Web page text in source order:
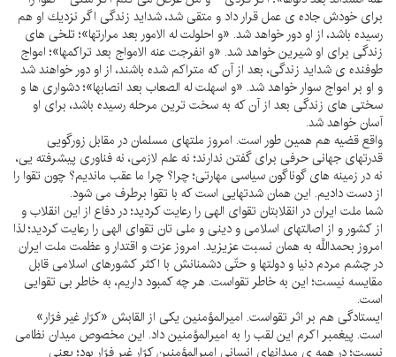
براى خودش جاده ى عمل قرار داد و متقى شد، شدايد زندگى اگر نزديك او هم
رسيده باشد، از او دور خواهد شد. «و احلولت له الامور بعد مرارتها»؛ تلخى هاى
زندگى براى او شيرين خواهد شد. «و انفرجت عنه الامواج بعد تراكمها»؛ امواج
طوفنده ى شدايد زندگى، بعد از آن كه متراكم شده باشند، از او دور خواهند شد
و او بر امواج سوار خواهد شد. «و اسهلت له الصعاب بعد انصابها»؛ دشوارى ها و
سختى هاى زندگى بعد از آن كه به سخت ترين مرحله رسيده باشد، براى او
آسان خواهد شد.
واقع قضيه هم همين طور است. امروز ملتهاى مسلمان در مقابل زورگويى
قدرتهاى جهانى حرفى براى گفتن ندارند؛ نه علم لازمى، نه فناورى پيشرفته يى،
نه در زمينه هاى گوناگون سياسى مهارتى؛ چرا؟ چرا ما عقب مانديم؟ چون تقوا را
از دست داديم. اين همان شدتهايى است كه با تقوا برطرف مى شود.
شما ملت ايران در انقلابتان تقواى الهى را رعايت كرديد؛ در دفاع از اين انقلاب و
از كشور و از اصالتهاى اسلامى و دينى و ملى تان تقواى الهى را رعايت كرديد؛ لذا
امروز بحمداللَّه به همان نسبت عزيزيد. امروز عزت و اقتدار و عظمت ملت ايران
در چشم مردم دنيا و دولتها و حتّى دشمنانش با اكثر كشورهاى اسلامى قابل
مقايسه نيست؛ اين به خاطر تقواست. هر چه كمبود داريم، به خاطر بى تقوايى
است.
ايستادگى هم بر اثر تقواست. اميرالمؤمنين يكى از القابش «كرّار غير فرّار»
است. پيغمبر اكرم اين لقب را به اميرالمؤمنين داد. اين مخصوص ميدان نظامى
نيست؛ در همه ى ميدانهاى انسانى اميرالمؤمنين كرّار غير فرّار بود؛ يعنى